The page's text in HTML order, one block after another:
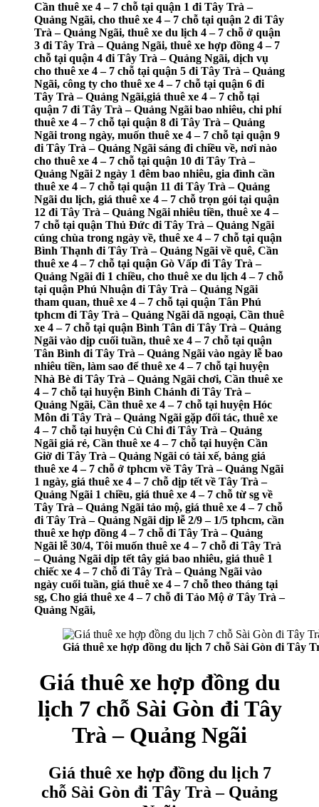
Cần thuê xe 4 – 7 chỗ tại quận 1 đi Tây Trà –
Quảng Ngãi, cho thuê xe 4 – 7 chỗ tại quận 2 đi Tây
Trà – Quảng Ngãi, thuê xe du lịch 4 – 7 chỗ ở quận
3 đi Tây Trà – Quảng Ngãi, thuê xe hợp đồng 4 – 7
chỗ tại quận 4 đi Tây Trà – Quảng Ngãi, dịch vụ
cho thuê xe 4 – 7 chỗ tại quận 5 đi Tây Trà – Quảng
Ngãi, công ty cho thuê xe 4 – 7 chỗ tại quận 6 đi
Tây Trà – Quảng Ngãi,giá thuê xe 4 – 7 chỗ tại
quận 7 đi Tây Trà – Quảng Ngãi bao nhiêu, chi phí
thuê xe 4 – 7 chỗ tại quận 8 đi Tây Trà – Quảng
Ngãi trong ngày, muốn thuê xe 4 – 7 chỗ tại quận 9
đi Tây Trà – Quảng Ngãi sáng đi chiều về, nơi nào
cho thuê xe 4 – 7 chỗ tại quận 10 đi Tây Trà –
Quảng Ngãi 2 ngày 1 đêm bao nhiêu, gia đình cần
thuê xe 4 – 7 chỗ tại quận 11 đi Tây Trà – Quảng
Ngãi du lịch, giá thuê xe 4 – 7 chỗ trọn gói tại quận
12 đi Tây Trà – Quảng Ngãi nhiêu tiền, thuê xe 4 –
7 chỗ tại quận Thủ Đức đi Tây Trà – Quảng Ngãi
cúng chùa trong ngày về, thuê xe 4 – 7 chỗ tại quận
Bình Thạnh đi Tây Trà – Quảng Ngãi về quê, Cần
thuê xe 4 – 7 chỗ tại quận Gò Vấp đi Tây Trà –
Quảng Ngãi đi 1 chiều, cho thuê xe du lịch 4 – 7 chỗ
tại quận Phú Nhuận đi Tây Trà – Quảng Ngãi
tham quan, thuê xe 4 – 7 chỗ tại quận Tân Phú
tphcm đi Tây Trà – Quảng Ngãi dã ngoại, Cần thuê
xe 4 – 7 chỗ tại quận Bình Tân đi Tây Trà – Quảng
Ngãi vào dịp cuối tuần, thuê xe 4 – 7 chỗ tại quận
Tân Bình đi Tây Trà – Quảng Ngãi vào ngày lễ bao
nhiêu tiền, làm sao để thuê xe 4 – 7 chỗ tại huyện
Nhà Bè đi Tây Trà – Quảng Ngãi chơi, Cần thuê xe
4 – 7 chỗ tại huyện Bình Chánh đi Tây Trà –
Quảng Ngãi, Cần thuê xe 4 – 7 chỗ tại huyện Hóc
Môn đi Tây Trà – Quảng Ngãi gặp đối tác, thuê xe
4 – 7 chỗ tại huyện Củ Chi đi Tây Trà – Quảng
Ngãi giá rẻ, Cần thuê xe 4 – 7 chỗ tại huyện Cần
Giờ đi Tây Trà – Quảng Ngãi có tài xế, bảng giá
thuê xe 4 – 7 chỗ ở tphcm về Tây Trà – Quảng Ngãi
1 ngày, giá thuê xe 4 – 7 chỗ dịp tết về Tây Trà –
Quảng Ngãi 1 chiều, giá thuê xe 4 – 7 chỗ từ sg về
Tây Trà – Quảng Ngãi tảo mộ, giá thuê xe 4 – 7 chỗ
đi Tây Trà – Quảng Ngãi dịp lễ 2/9 – 1/5 tphcm, cần
thuê xe hợp đồng 4 – 7 chỗ đi Tây Trà – Quảng
Ngãi lễ 30/4, Tôi muốn thuê xe 4 – 7 chỗ đi Tây Trà
– Quảng Ngãi dịp tết tây giá bao nhiêu, giá thuê 1
chiếc xe 4 – 7 chỗ đi Tây Trà – Quảng Ngãi vào
ngày cuối tuần, giá thuê xe 4 – 7 chỗ theo tháng tại
sg, Cho giá thuê xe 4 – 7 chỗ đi Tảo Mộ ở Tây Trà –
Quảng Ngãi,
Giá thuê xe hợp đồng du lịch 7 chỗ Sài Gòn đi Tây
Giá thuê xe hợp đồng du
lịch 7 chỗ Sài Gòn đi Tây
Trà – Quảng Ngãi
Giá thuê xe hợp đồng du lịch 7
chỗ Sài Gòn đi Tây Trà – Quảng